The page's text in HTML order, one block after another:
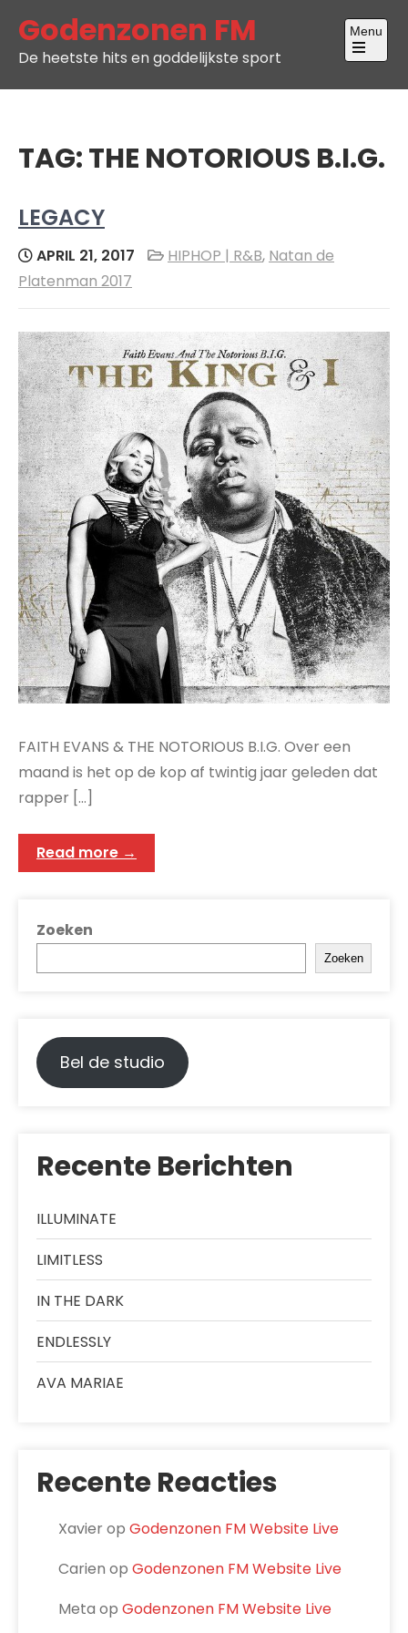
content
Godenzonen FM
De heetste hits en goddelijkste sport
Menu
Open
main
TAG:THE NOTORIOUS B.I.G.
LEGACY
APRIL 21, 2017 HIPHOP | R&B, Natan de
Platenman 2017
FAITH EVANS & THE NOTORIOUS B.I.G. Over een
maand is het op de kop af twintig jaar geleden dat
rapper […]
Read more →
Zoeken
Zoeken
Bel de studio
Recente Berichten
ILLUMINATE
LIMITLESS
IN THE DARK
ENDLESSLY
AVA MARIAE
Recente Reacties
Xavierop Godenzonen FM Website Live
Carien op Godenzonen FM Website Live
Meta op Godenzonen FM Website Live